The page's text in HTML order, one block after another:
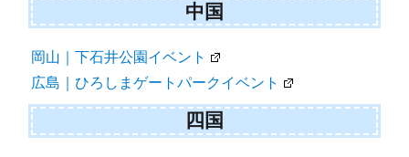
中国
岡山｜下石井公園イベント
広島｜ひろしまゲートパークイベント
四国